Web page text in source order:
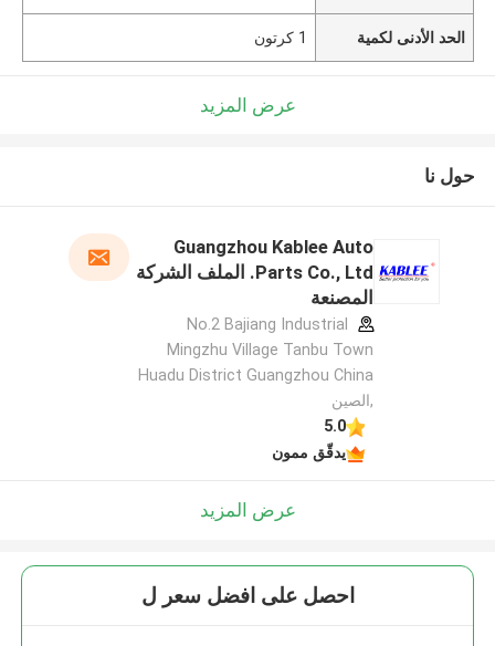
الحد الأدنى لكمية 1 كرتون
عرض المزيد
حول نا
Guangzhou Kablee Auto
Parts Co., Ltd. الملف الشركة
المصنعة
No.2 Bajiang Industrial
Mingzhu Village Tanbu Town
Huadu District Guangzhou China
,الصين
5.0
يدقّق ممون
عرض المزيد
احصل على افضل سعر ل